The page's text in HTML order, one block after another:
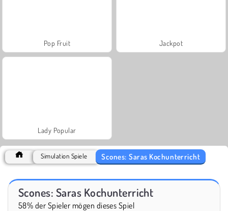
Pop Fruit Jackpot
Lady Popular
Simulation Spiele Scones: Saras Kochunterricht
Scones: Saras Kochunterricht
58% der Spieler mögen dieses Spiel